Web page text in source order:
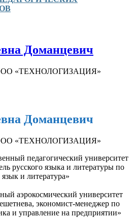
Доманцевич
ООО «ТЕХНОЛОГИЗАЦИЯ»
Доманцевич
ООО «ТЕХНОЛОГИЗАЦИЯ»
педагогический университет
русского языка и литературы по
и литература»
аэрокосмический университет
экономист-менеджер по
и управление на предприятии»